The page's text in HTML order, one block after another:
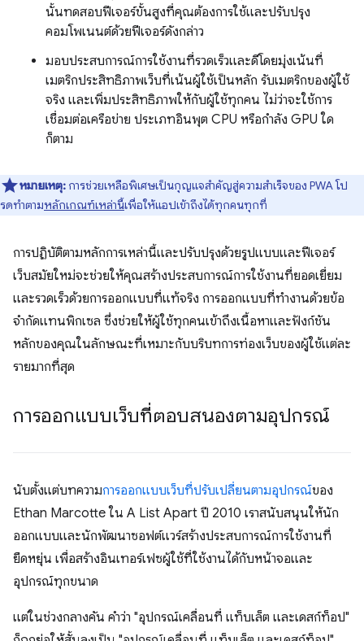
นั้นทดสอบฟีเจอร์ขั้นสูงที่คุณต้องการใช้และปรับปรุง
คอมโพเนนต์ด้วยฟีเจอร์ดังกล่าว
มอบประสบการณ์การใช้งานที่รวดเร็วและดีโดยมุ่งเน้นที่
เมตริกประสิทธิภาพเว็บที่เน้นผู้ใช้เป็นหลัก รับเมตริกของผู้ใช้
จริง และเพิ่มประสิทธิภาพให้กับผู้ใช้ทุกคน ไม่ว่าจะใช้การ
เชื่อมต่อเครือข่าย ประเภทอินพุต CPU หรือกำลัง GPU ใด
ก็ตาม
หมายเหตุ: การช่วยเหลือพิเศษเป็นกุญแจสำคัญสู่ความสำเร็จของ PWA โป
รดทําตามหลักเกณฑ์เหล่านี้เพื่อให้แอปเข้าถึงได้ทุกคนทุกที่
การปฏิบัติตามหลักการเหล่านี้และปรับปรุงด้วยรูปแบบและฟีเจอร์
เว็บสมัยใหม่จะช่วยให้คุณสร้างประสบการณ์การใช้งานที่ยอดเยี่ยม
และรวดเร็วด้วยการออกแบบที่แท้จริง การออกแบบที่ทำงานด้วยข้อ
จำกัดแทนพิกเซล ซึ่งช่วยให้ผู้ใช้ทุกคนเข้าถึงเนื้อหาและฟังก์ชัน
หลักของคุณในลักษณะที่เหมาะกับบริบทการท่องเว็บของผู้ใช้แต่ละ
รายมากที่สุด
การออกแบบเว็บที่ตอบสนองตามอุปกรณ์
นับตั้งแต่บทความการออกแบบเว็บที่ปรับเปลี่ยนตามอุปกรณ์ของ
Ethan Marcotte ใน A List Apart ปี 2010 เราสนับสนุนให้นัก
ออกแบบและนักพัฒนาซอฟต์แวร์สร้างประสบการณ์การใช้งานที่
ยืดหยุ่น เพื่อสร้างอินเทอร์เฟซผู้ใช้ที่ใช้งานได้กับหน้าจอและ
อุปกรณ์ทุกขนาด
แต่ในช่วงกลางคัน คำว่า "อุปกรณ์เคลื่อนที่ แท็บเล็ต และเดสก์ท็อป"